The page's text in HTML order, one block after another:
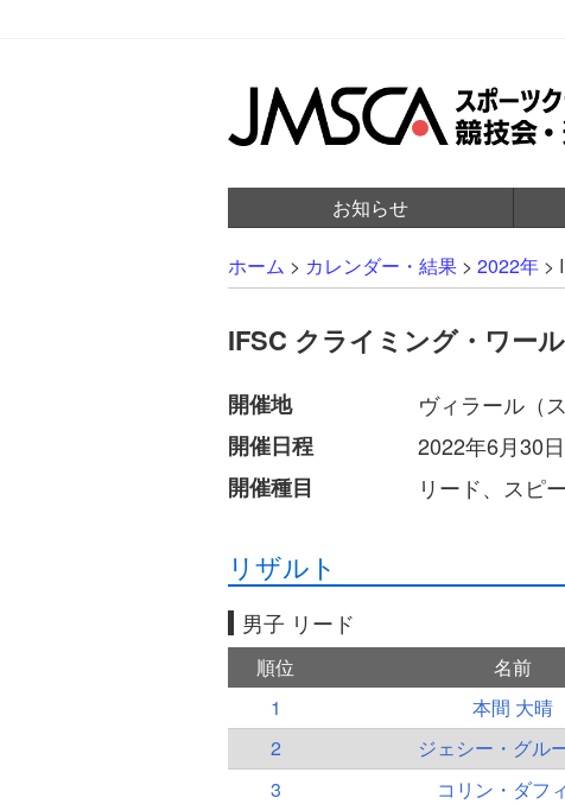
お知らせ
ホーム > カレンダー・結果 > 2022年 >
IFSC クライミング・ワー
開催地
ヴィラール（
開催日程
2022年6月30
開催種目
リード、スピ
リザルト
男子 リード
順位 名前
1
本間 大晴
2
ジェシー・グル
3
コリン・ダフ